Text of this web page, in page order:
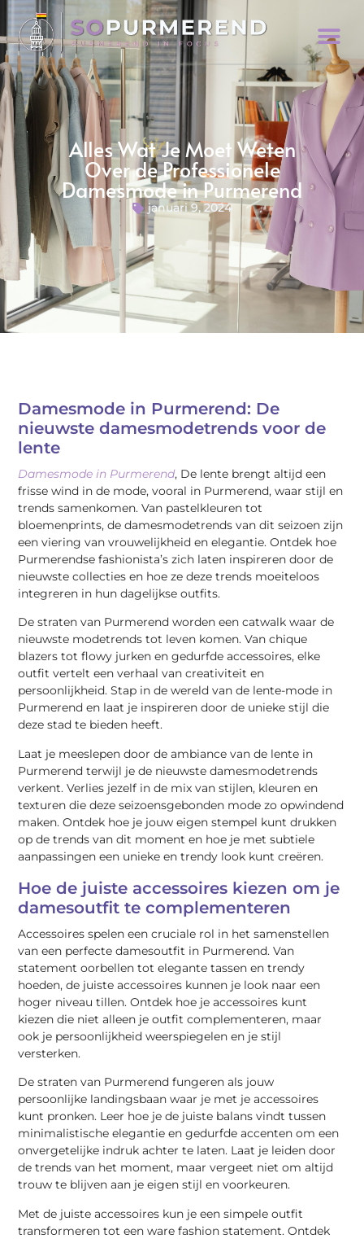
Alles Wat Je Moet Weten
Over de Professionele
Damesmode in Purmerend
januari 9, 2024
Damesmode in Purmerend: De
nieuwste damesmodetrends voor de
lente
Damesmode in Purmerend, De lente brengt altijd een
frisse wind in de mode, vooral in Purmerend, waar stijl en
trends samenkomen. Van pastelkleuren tot
bloemenprints, de damesmodetrends van dit seizoen zijn
een viering van vrouwelijkheid en elegantie. Ontdek hoe
Purmerendse fashionista’s zich laten inspireren door de
nieuwste collecties en hoe ze deze trends moeiteloos
integreren in hun dagelijkse outfits.
De straten van Purmerend worden een catwalk waar de
nieuwste modetrends tot leven komen. Van chique
blazers tot flowy jurken en gedurfde accessoires, elke
outfit vertelt een verhaal van creativiteit en
persoonlijkheid. Stap in de wereld van de lente-mode in
Purmerend en laat je inspireren door de unieke stijl die
deze stad te bieden heeft.
Laat je meeslepen door de ambiance van de lente in
Purmerend terwijl je de nieuwste damesmodetrends
verkent. Verlies jezelf in de mix van stijlen, kleuren en
texturen die deze seizoensgebonden mode zo opwindend
maken. Ontdek hoe je jouw eigen stempel kunt drukken
op de trends van dit moment en hoe je met subtiele
aanpassingen een unieke en trendy look kunt creëren.
Hoe de juiste accessoires kiezen om je
damesoutfit te complementeren
Accessoires spelen een cruciale rol in het samenstellen
van een perfecte damesoutfit in Purmerend. Van
statement oorbellen tot elegante tassen en trendy
hoeden, de juiste accessoires kunnen je look naar een
hoger niveau tillen. Ontdek hoe je accessoires kunt
kiezen die niet alleen je outfit complementeren, maar
ook je persoonlijkheid weerspiegelen en je stijl
versterken.
De straten van Purmerend fungeren als jouw
persoonlijke landingsbaan waar je met je accessoires
kunt pronken. Leer hoe je de juiste balans vindt tussen
minimalistische elegantie en gedurfde accenten om een
onvergetelijke indruk achter te laten. Laat je leiden door
de trends van het moment, maar vergeet niet om altijd
trouw te blijven aan je eigen stijl en voorkeuren.
Met de juiste accessoires kun je een simpele outfit
transformeren tot een ware fashion statement. Ontdek